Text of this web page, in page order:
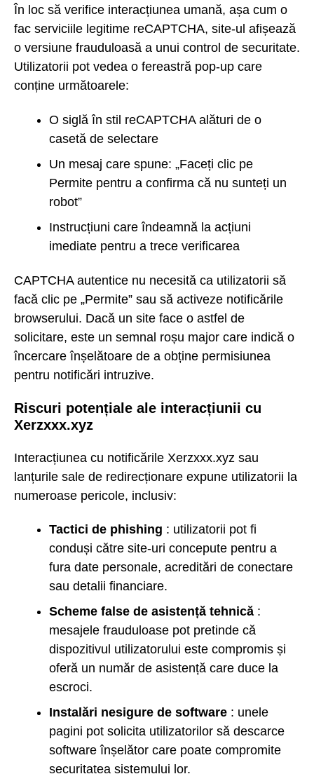
În loc să verifice interacțiunea umană, așa cum o
fac serviciile legitime reCAPTCHA, site-ul afișează
o versiune frauduloasă a unui control de securitate.
Utilizatorii pot vedea o fereastră pop-up care
conține următoarele:
O siglă în stil reCAPTCHA alături de o
casetă de selectare
Un mesaj care spune: „Faceți clic pe
Permite pentru a confirma că nu sunteți un
robot”
Instrucțiuni care îndeamnă la acțiuni
imediate pentru a trece verificarea
CAPTCHA autentice nu necesită ca utilizatorii să
facă clic pe „Permite” sau să activeze notificările
browserului. Dacă un site face o astfel de
solicitare, este un semnal roșu major care indică o
încercare înșelătoare de a obține permisiunea
pentru notificări intruzive.
Riscuri potențiale ale interacțiunii cu
Xerzxxx.xyz
Interacțiunea cu notificările Xerzxxx.xyz sau
lanțurile sale de redirecționare expune utilizatorii la
numeroase pericole, inclusiv:
Tactici de phishing : utilizatorii pot fi
conduși către site-uri concepute pentru a
fura date personale, acreditări de conectare
sau detalii financiare.
Scheme false de asistență tehnică :
mesajele frauduloase pot pretinde că
dispozitivul utilizatorului este compromis și
oferă un număr de asistență care duce la
escroci.
Instalări nesigure de software : unele
pagini pot solicita utilizatorilor să descarce
software înșelător care poate compromite
securitatea sistemului lor.